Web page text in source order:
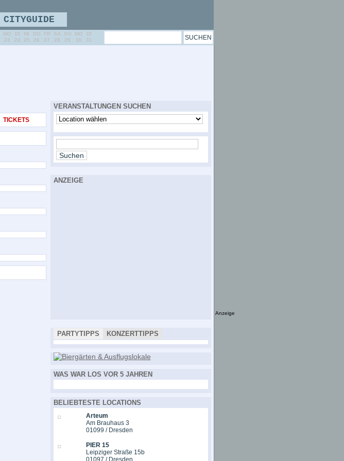
TICKETS
VERANSTALTUNGEN SUCHEN
ANZEIGE
PARTYTIPPS KONZERTTIPPS
WAS WAR LOS VOR 5 JAHREN
BELIEBTESTE LOCATIONS
Arteum
Am Brauhaus 3
01099 / Dresden
PIER 15
Leipziger Straße 15b
01097 / Dresden
CITYGUIDE
MO
23
DI
24
MI
25
DO
26
FR
27
SA
28
SO
29
MO
30
DI
31
Anzeige